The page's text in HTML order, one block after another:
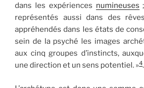
dans les expériences numineuses
représentés aussi dans des
appréhendés dans les états de
sein de la psyché les images
aux cinq groupes d’instincts,
une direction et un sens potentiel. »4.